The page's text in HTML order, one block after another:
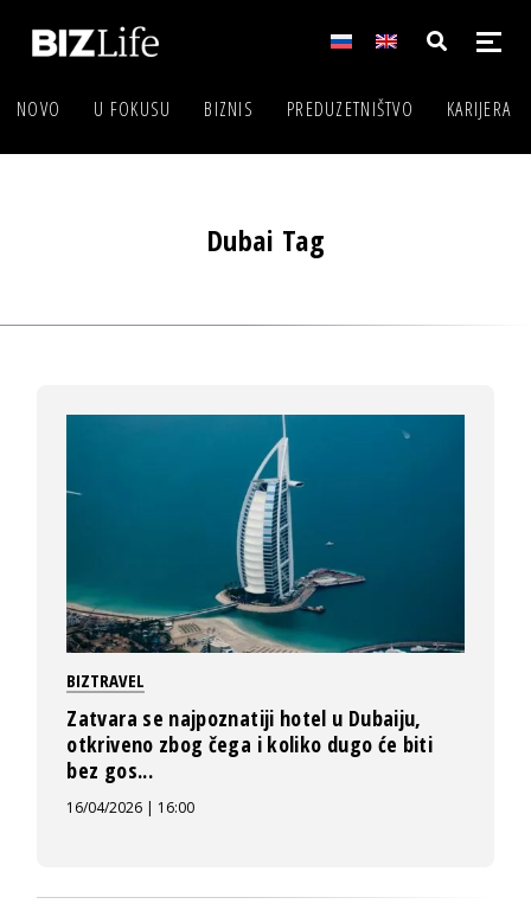
NOVO U FOKUSU BIZNIS PREDUZETNIŠTVO KARIJERA
Dubai Tag
BIZTRAVEL
Zatvara se najpoznatiji hotel u Dubaiju,
otkriveno zbog čega i koliko dugo će biti
bez gos...
16/04/2026 | 16:00